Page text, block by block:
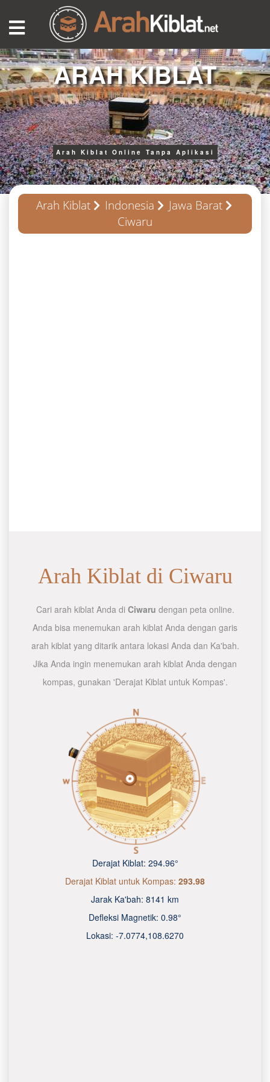
ARAH KIBLAT
Arah Kiblat Online Tanpa Aplikasi
Arah Kiblat Indonesia
Jawa Barat
Ciwaru
Arah Kiblat di Ciwaru
Cari arah kiblat Anda di Ciwaru dengan peta online.
Anda bisa menemukan arah kiblat Anda dengan garis
arah kiblat yang ditarik antara lokasi Anda dan Ka'bah.
Jika Anda ingin menemukan arah kiblat Anda dengan
kompas, gunakan 'Derajat Kiblat untuk Kompas'.
Derajat Kiblat: 294.96°
Derajat Kiblat untuk Kompas: 293.98
Jarak Ka'bah: 8141 km
Defleksi Magnetik: 0.98°
Lokasi: -7.0774,108.6270